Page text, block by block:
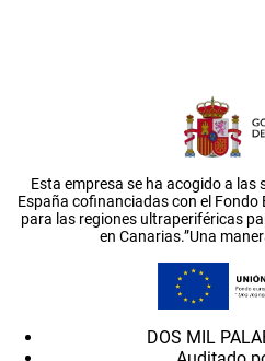
Esta empresa se ha acogido a las
España cofinanciadas con el Fondo
para las regiones ultraperiféricas
en Canarias.”Una
DOS MIL